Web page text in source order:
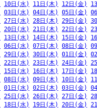
10日(水) 11日(木) 12日(金)
03日(水) 04日(木) 05日(金)
27日(水) 28日(木) 29日(金)
20日(水) 21日(木) 22日(金)
13日(水) 14日(木) 15日(金)
06日(水) 07日(木) 08日(金)
29日(水) 30日(木) 01日(金)
22日(水) 23日(木) 24日(金)
15日(水) 16日(木) 17日(金)
08日(水) 09日(木) 10日(金)
01日(水) 02日(木) 03日(金)
25日(水) 26日(木) 27日(金)
18日(水) 19日(木) 20日(金)